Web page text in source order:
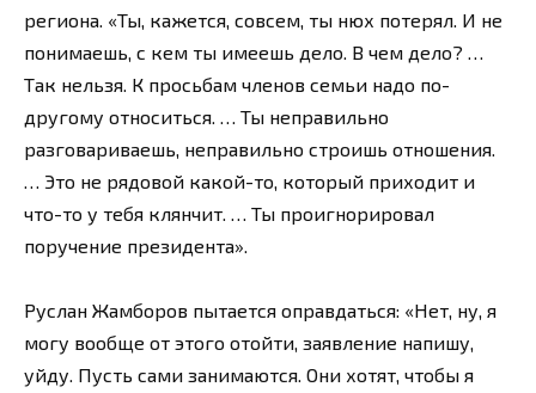
региона. «Ты, кажется, совсем, ты нюх потерял. И не
понимаешь, с кем ты имеешь дело. В чем дело? …
Так нельзя. К просьбам членов семьи надо по-
другому относиться. … Ты неправильно
разговариваешь, неправильно строишь отношения.
… Это не рядовой какой-то, который приходит и
что-то у тебя клянчит. … Ты проигнорировал
поручение президента».
Руслан Жамборов пытается оправдаться: «Нет, ну, я
могу вообще от этого отойти, заявление напишу,
уйду. Пусть сами занимаются. Они хотят, чтобы я